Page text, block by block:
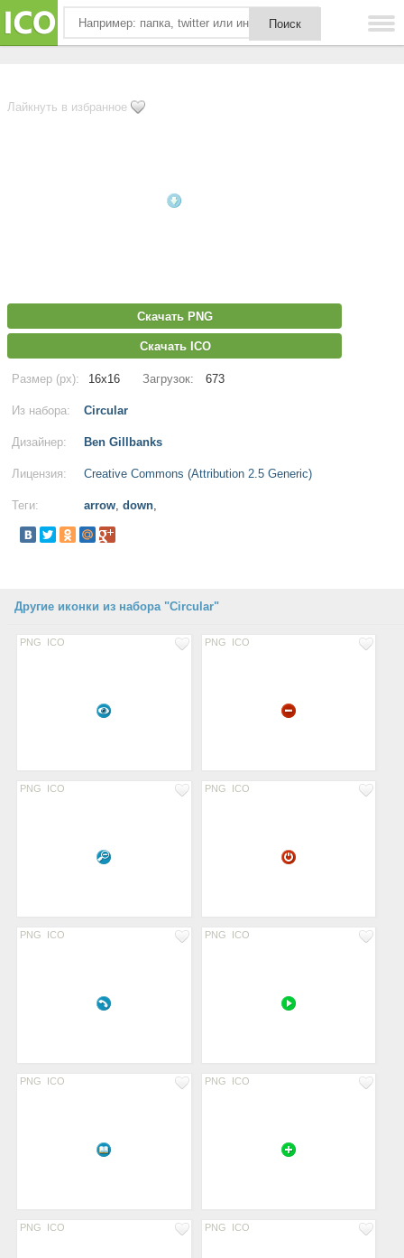
Лайкнуть в избранное
Скачать PNG
Скачать ICO
Размер (px): 16x16 Загрузок: 673
Из набора: Circular
Дизайнер: Ben Gillbanks
Лицензия: Creative Commons (Attribution 2.5 Generic)
Теги: arrow, down,
Другие иконки из набора "Circular"
PNG ICO PNG ICO
PNG ICO PNG ICO
PNG ICO PNG ICO
PNG ICO PNG ICO
PNG ICO PNG ICO